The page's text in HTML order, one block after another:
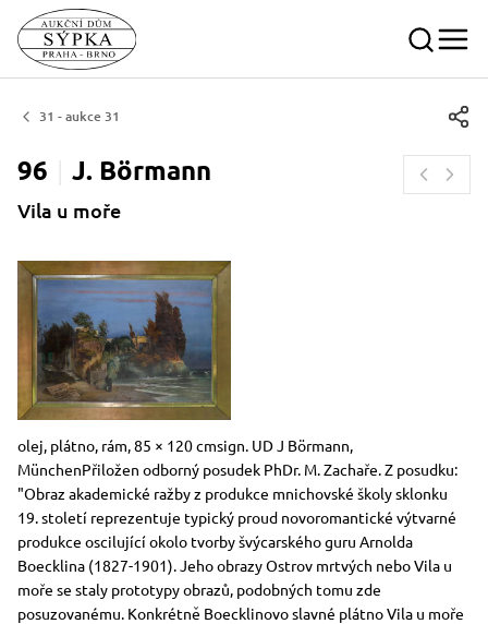
31 - aukce 31
96 J. Börmann
Vila u moře
Rozměry
Stručný popis předmětu
olej, plátno, rám, 85 × 120 cmsign. UD J Börmann,
MünchenPřiložen odborný posudek PhDr. M. Zachaře. Z posudku:
"Obraz akademické ražby z produkce mnichovské školy sklonku
19. století reprezentuje typický proud novoromantické výtvarné
produkce oscilující okolo tvorby švýcarského guru Arnolda
Boecklina (1827-1901). Jeho obrazy Ostrov mrtvých nebo Vila u
moře se staly prototypy obrazů, podobných tomu zde
posuzovanému. Konkrétně Boecklinovo slavné plátno Vila u moře